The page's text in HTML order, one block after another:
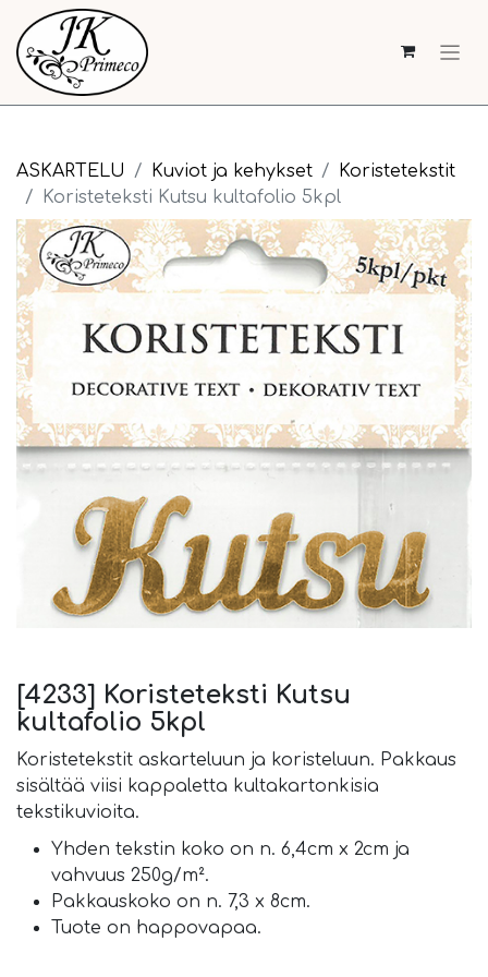
ASKARTELU Kuviot ja kehykset
Koristetekstit
Koristeteksti Kutsu kultafolio 5kpl
[4233] Koristeteksti Kutsu
kultafolio 5kpl
Koristetekstit askarteluun ja koristeluun. Pakkaus
sisältää viisi kappaletta kultakartonkisia
tekstikuvioita.
Yhden tekstin koko on n. 6,4cm x 2cm ja
vahvuus 250g/m².
Pakkauskoko on n. 7,3 x 8cm.
Tuote on happovapaa.